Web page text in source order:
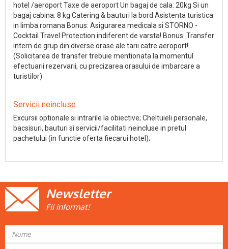
hotel /aeroport Taxe de aeroport Un bagaj de cala: 20kg Si un
bagaj cabina: 8 kg Catering & bauturi la bord Asistenta turistica
in limba romana Bonus: Asigurarea medicala si STORNO -
Cocktail Travel Protection indiferent de varsta! Bonus: Transfer
intern de grup din diverse orase ale tarii catre aeroport!
(Solicitarea de transfer trebuie mentionata la momentul
efectuarii rezervarii, cu precizarea orasului de imbarcare a
turistilor)
Servicii neincluse
Excursii optionale si intrarile la obiective; Cheltuieli personale,
bacsisuri, bauturi si servicii/facilitati neincluse in pretul
pachetului (in functie oferta fiecarui hotel);
Newsletter
Fii informat!